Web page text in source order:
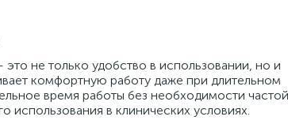
не только удобство в использовании, но и
комфортную работу даже при длительном
время работы без необходимости
в клинических условиях.